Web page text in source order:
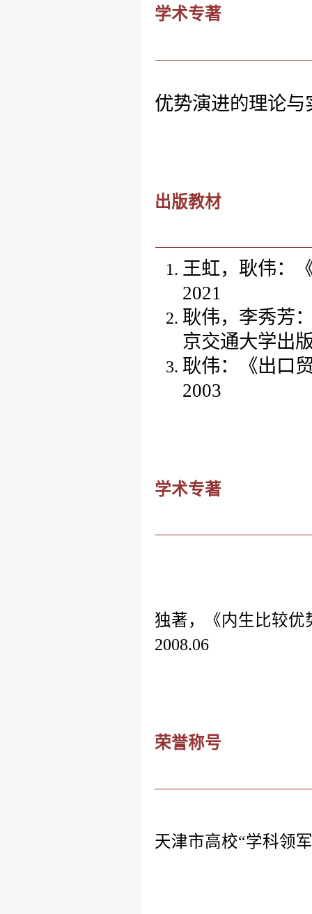
学术专著
优势演进的理论
出版教材
王虹，耿伟：
2021
耿伟，李秀芳
京交通大学出
耿伟：《出口
2003
学术专著
独著，《内生比较
2008.06
荣誉称号
天津市高校“学科领